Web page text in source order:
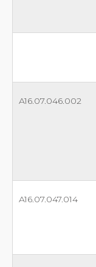
A16.07.046.002
A16.07.047.014